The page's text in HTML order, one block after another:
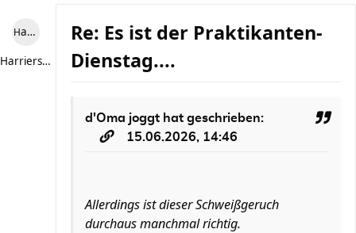
Harriersand reloaded
Harriersand reloaded
Re: Es ist der Praktikanten-
Dienstag....
d'Oma joggt hat geschrieben:
15.06.2026, 14:46
Allerdings ist dieser Schweißgeruch
durchaus manchmal richtig.